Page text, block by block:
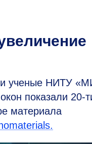
ученые НИТУ
показали 20-
материала